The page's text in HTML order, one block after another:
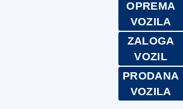
OPREMA
VOZILA
ZALOGA
VOZIL
PRODANA
VOZILA